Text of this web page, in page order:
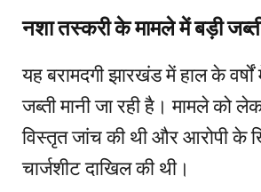
नशा तस्करी के मामले में बड़ी
यह बरामदगी झारखंड में हाल के
जब्ती मानी जा रही है। मामले को
विस्तृत जांच की थी और आरोपी के
चार्जशीट दाखिल की थी।